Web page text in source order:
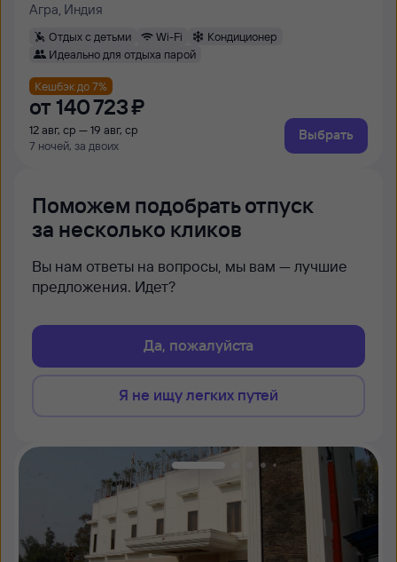
Агра, Индия
Отдых с детьми Wi-Fi
Кондиционер
Идеально для отдыха парой
Кешбэк до 7%
от 140 ⁠723 ⁠₽
12 авг, ср — 19 авг, ср
7 ночей, за двоих
Выбрать
Поможем подобрать отпуск
за несколько кликов
Вы нам ответы на вопросы, мы вам — лучшие
предложения. Идет?
Да, пожалуйста
Я не ищу легких путей